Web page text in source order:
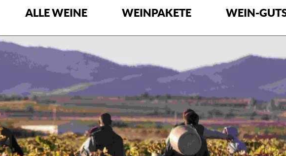
ALLE WEINE WEINPAKETE WEIN-